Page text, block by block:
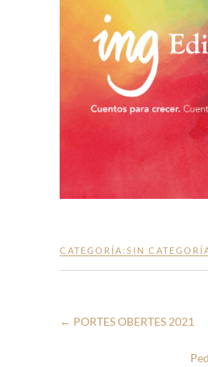
CATEGORÍA: SIN
← PORTES OBERTES 2021